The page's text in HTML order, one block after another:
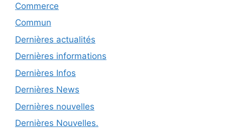
Commerce
Commun
Dernières actualités
Dernières informations
Dernières Infos
Dernières News
Dernières nouvelles
Dernières Nouvelles.